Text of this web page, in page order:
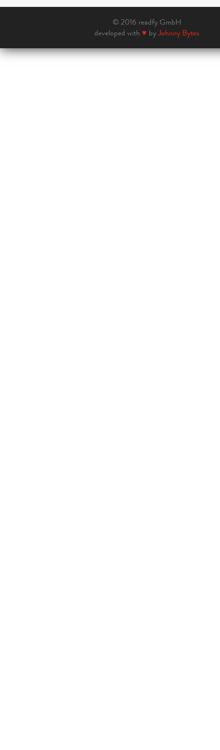
© 2016 readfy GmbH
developed with ♥ byJohnny Bytes